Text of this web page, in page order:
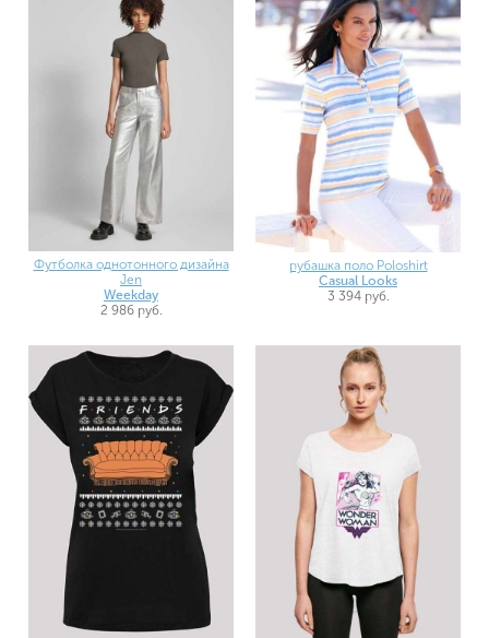
Футболка однотонного дизайна
Jen
Weekday
2 986 руб.
рубашка поло Poloshirt
Casual Looks
3 394 руб.